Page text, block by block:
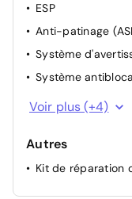
ESP
Anti-patinage
Système
Système
Frein de
Airbag
Isofix
Voir plus (+4)
Autres
Kit de réparation